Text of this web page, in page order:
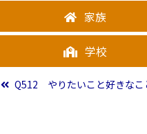
家族
学校
投稿ナビゲー
Q512 やりたいこと好きなこ